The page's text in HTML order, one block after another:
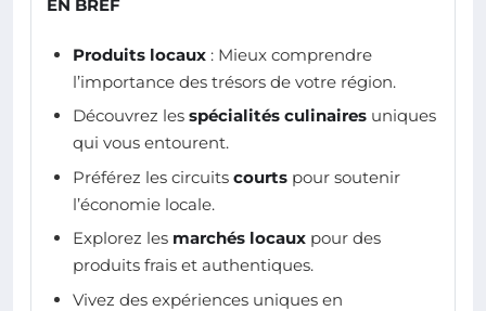
EN BREF
Produits locaux : Mieux comprendre
l’importance des trésors de votre région.
Découvrez les spécialités culinaires uniques
qui vous entourent.
Préférez les circuits courts pour soutenir
l’économie locale.
Explorez les marchés locaux pour des
produits frais et authentiques.
Vivez des expériences uniques en